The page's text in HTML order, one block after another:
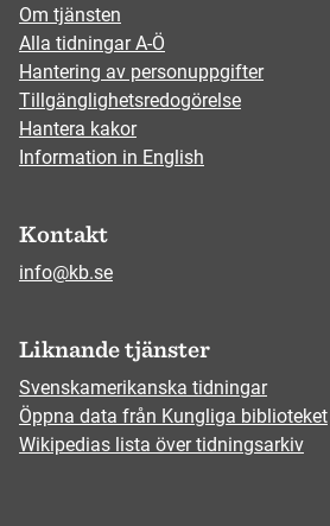
Om tjänsten
Alla tidningar A-Ö
Hantering av personuppgifter
Tillgänglighetsredogörelse
Hantera kakor
Information in English
Kontakt
info@kb.se
Liknande tjänster
Svenskamerikanska tidningar
Öppna data från Kungliga biblioteket
Wikipedias lista över tidningsarkiv